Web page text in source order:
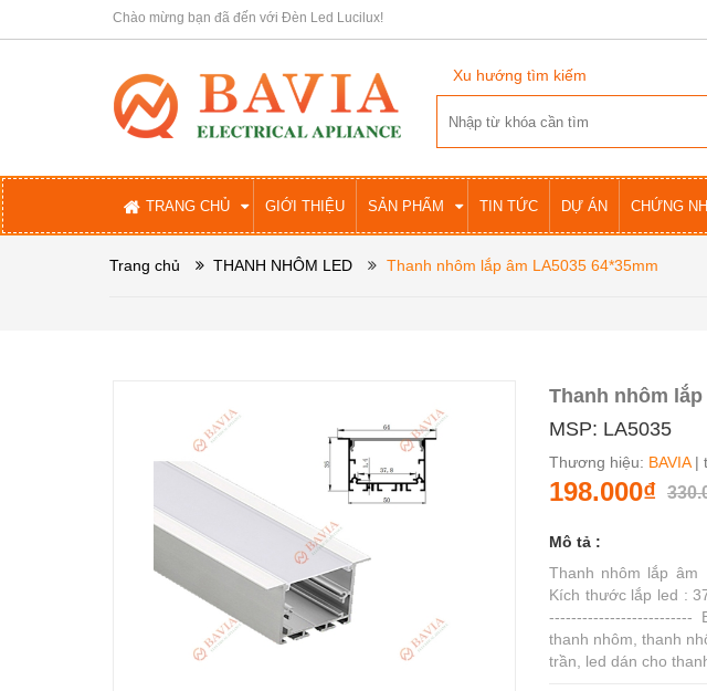
Chào mừng bạn đã đến với Đèn Led Lucilux!
Xu hướng tìm kiếm
TRANG CHỦ GIỚI THIỆU SẢN PHẨM TIN TỨC DỰ ÁN CHỨNG
Trang chủ THANH NHÔM LED Thanh nhôm lắp âm LA5035 64*35mm
Thanh nhôm lắp
MSP: LA5035
Thương hiệu: BAVIA|
198.000₫
Mô tả :
Thanh nhôm lắp âm
Kích thước lắp led :
--------------------------
thanh nhôm, thanh
trần, led dán cho